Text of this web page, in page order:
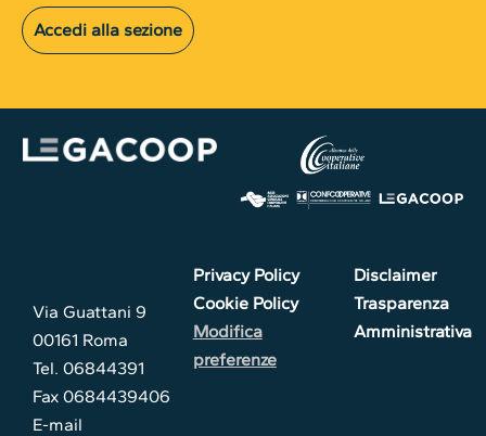
Accedi alla sezione
Via Guattani 9
00161 Roma
Tel. 06844391
Fax 0684439406
E-mail
Privacy Policy
Cookie Policy
Modifica
preferenze
Disclaimer
Trasparenza
Amministrativa